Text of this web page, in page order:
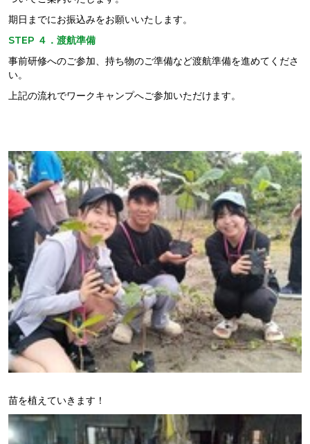
期日までにお振込みをお願いいたします。
STEP ４． 渡航準備
事前研修へのご参加、持ち物のご準備など渡航準備を進めてくださ
い。
上記の流れでワークキャンプへご参加いただけます。
苗を植えていきます！